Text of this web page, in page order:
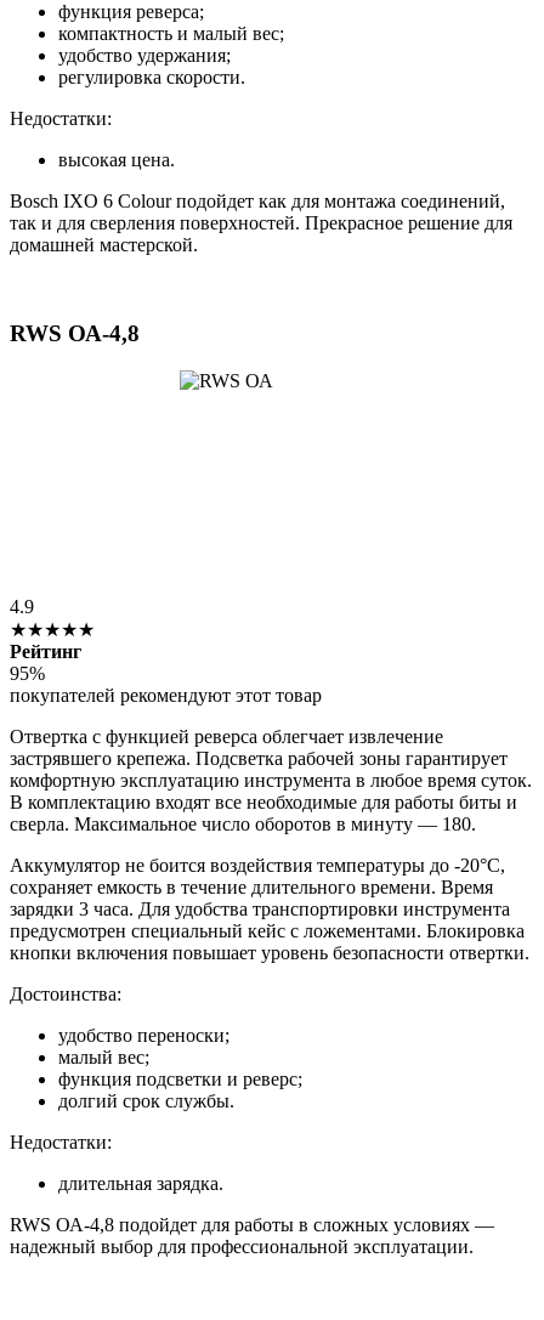
функция реверса;
компактность и малый вес;
удобство удержания;
регулировка скорости.
Недостатки:
высокая цена.
Bosch IXO 6 Colour подойдет как для монтажа соединений,
так и для сверления поверхностей. Прекрасное решение для
домашней мастерской.
RWS ОА-4,8
4.9
★★★★★
Рейтинг
95%
покупателей рекомендуют этот товар
Отвертка с функцией реверса облегчает извлечение
застрявшего крепежа. Подсветка рабочей зоны гарантирует
комфортную эксплуатацию инструмента в любое время суток.
В комплектацию входят все необходимые для работы биты и
сверла. Максимальное число оборотов в минуту — 180.
Аккумулятор не боится воздействия температуры до -20°C,
сохраняет емкость в течение длительного времени. Время
зарядки 3 часа. Для удобства транспортировки инструмента
предусмотрен специальный кейс с ложементами. Блокировка
кнопки включения повышает уровень безопасности отвертки.
Достоинства:
удобство переноски;
малый вес;
функция подсветки и реверс;
долгий срок службы.
Недостатки:
длительная зарядка.
RWS ОА-4,8 подойдет для работы в сложных условиях —
надежный выбор для профессиональной эксплуатации.